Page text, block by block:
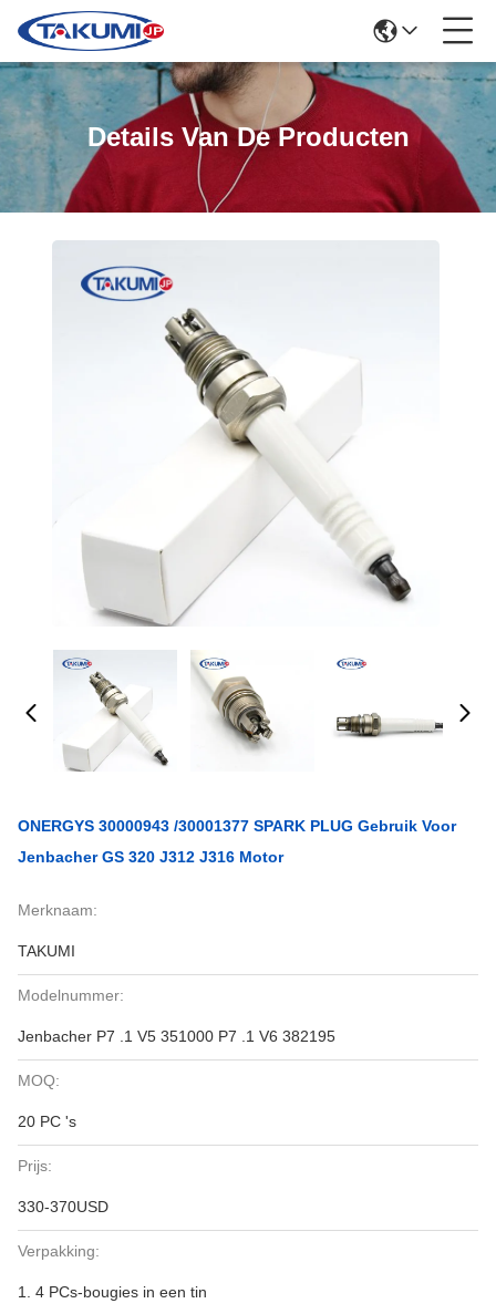
Details Van De Producten
ONERGYS 30000943 /30001377 SPARK PLUG Gebruik Voor
Jenbacher GS 320 J312 J316 Motor
Merknaam:
TAKUMI
Modelnummer:
Jenbacher P7 .1 V5 351000 P7 .1 V6 382195
MOQ:
20 PC 's
Prijs:
330-370USD
Verpakking:
1. 4 PCs-bougies in een tin